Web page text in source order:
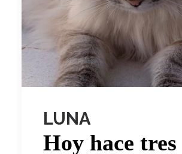
LUNA
Hoy hace tres